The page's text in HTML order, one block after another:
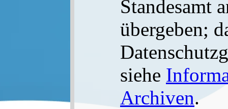
Standesamt
übergeben;
siehe
Archiven.